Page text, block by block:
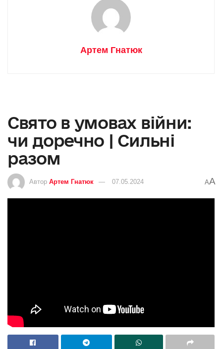
Артем Гнатюк
Свято в умовах війни:
чи доречно | Сильні
разом
Автор Артем Гнатюк 07.05.2024 AA